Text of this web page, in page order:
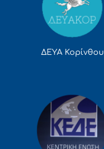
ΔΕΥΑ Κορίνθου